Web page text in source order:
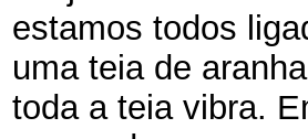
estamos todos
uma teia de
toda a teia vibra.